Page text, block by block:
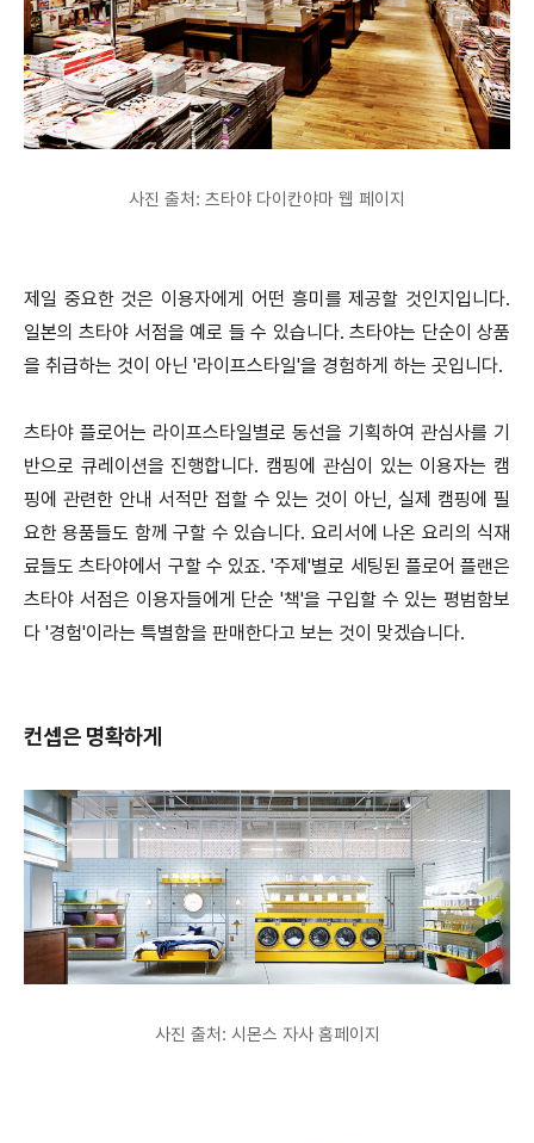
사진 출처: 츠타야 다이칸야마 웹 페이지
제일 중요한 것은 이용자에게 어떤 흥미를 제공할 것인지입니다.
일본의 츠타야 서점을 예로 들 수 있습니다. 츠타야는 단순이 상품
을 취급하는 것이 아닌 '라이프스타일'을 경험하게 하는 곳입니다.
츠타야 플로어는 라이프스타일별로 동선을 기획하여 관심사를 기
반으로 큐레이션을 진행합니다. 캠핑에 관심이 있는 이용자는 캠
핑에 관련한 안내 서적만 접할 수 있는 것이 아닌, 실제 캠핑에 필
요한 용품들도 함께 구할 수 있습니다. 요리서에 나온 요리의 식재
료들도 츠타야에서 구할 수 있죠. '주제'별로 세팅된 플로어 플랜은
츠타야 서점은 이용자들에게 단순 '책'을 구입할 수 있는 평범함보
다 '경험'이라는 특별함을 판매한다고 보는 것이 맞겠습니다.
컨셉은 명확하게
사진 출처: 시몬스 자사 홈페이지